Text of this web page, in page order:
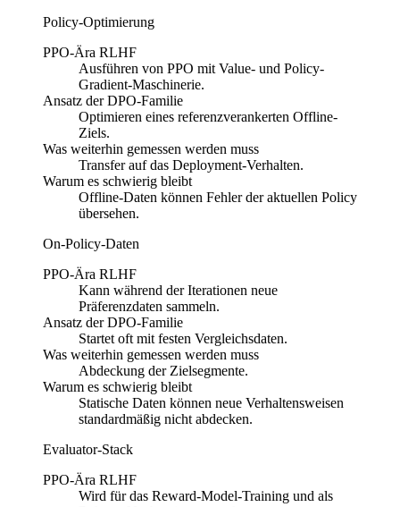
Policy-Optimierung
PPO-Ära RLHF
Ausführen von PPO mit Value- und Policy-
Gradient-Maschinerie.
Ansatz der DPO-Familie
Optimieren eines referenzverankerten Offline-
Ziels.
Was weiterhin gemessen werden muss
Transfer auf das Deployment-Verhalten.
Warum es schwierig bleibt
Offline-Daten können Fehler der aktuellen Policy
übersehen.
On-Policy-Daten
PPO-Ära RLHF
Kann während der Iterationen neue
Präferenzdaten sammeln.
Ansatz der DPO-Familie
Startet oft mit festen Vergleichsdaten.
Was weiterhin gemessen werden muss
Abdeckung der Zielsegmente.
Warum es schwierig bleibt
Statische Daten können neue Verhaltensweisen
standardmäßig nicht abdecken.
Evaluator-Stack
PPO-Ära RLHF
Wird für das Reward-Model-Training und als